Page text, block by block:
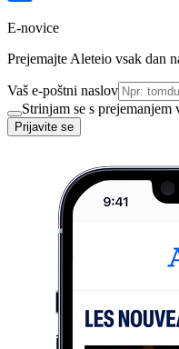
E-novice
Prejemajte Aleteio vsak dan
Vaš e-poštni naslov
Strinjam se s prejemanjem
Prijavite se